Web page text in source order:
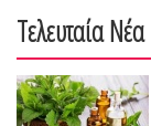
Τελευταία Νέα